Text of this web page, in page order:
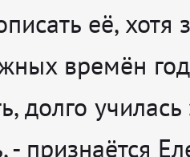
её, хотя
времён
долго
, - признаётся